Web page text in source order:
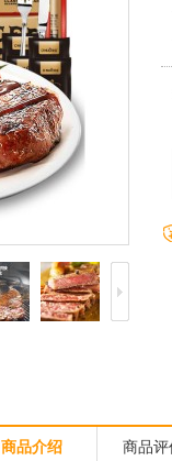
商品介绍 商品评